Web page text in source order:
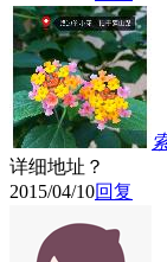
详细地址？
2015/04/10回复